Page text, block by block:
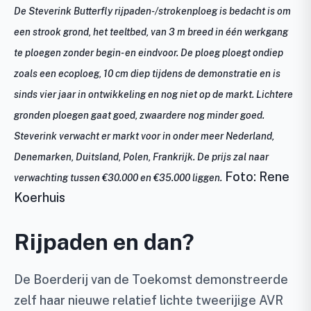
De Steverink Butterfly rijpaden-/strokenploeg is bedacht is om
een strook grond, het teeltbed, van 3 m breed in één werkgang
te ploegen zonder begin- en eindvoor. De ploeg ploegt ondiep
zoals een ecoploeg, 10 cm diep tijdens de demonstratie en is
sinds vier jaar in ontwikkeling en nog niet op de markt. Lichtere
gronden ploegen gaat goed, zwaardere nog minder goed.
Steverink verwacht er markt voor in onder meer Nederland,
Denemarken, Duitsland, Polen, Frankrijk. De prijs zal naar
verwachting tussen €30.000 en €35.000 liggen. Foto: Rene
Koerhuis
Rijpaden en dan?
De Boerderij van de Toekomst demonstreerde
zelf haar nieuwe relatief lichte tweerijige AVR